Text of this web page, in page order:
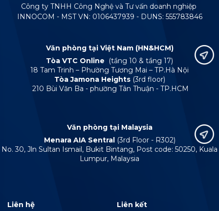
Công ty TNHH Công Nghệ và Tư vấn doanh nghiệp
INNOCOM - MST VN: 0106437939 - DUNS: 555783846
Văn phòng tại Việt Nam (HN&HCM)
Tòa VTC Online
(tầng 10 & tầng 17)
18 Tam Trinh – Phường Tương Mai – TP.Hà Nội
Tòa Jamona Heights (3rd floor)
210 Bùi Văn Ba - phường Tân Thuận - TP.HCM
Văn phòng tại Malaysia
Menara AIA Sentral (3rd Floor - R302)
No. 30, Jln Sultan Ismail, Bukit Bintang, Post code: 50250, Kuala
Lumpur, Malaysia
Liên hệ
Liên kết